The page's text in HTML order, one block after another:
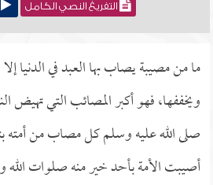
التفريغ النصي الكامل
ما من مصيبة يصاب بها العبد في الدنيا
ويخففها، فهو أكبر المصائب التي تهيض
صلى الله عليه وسلم كل مصاب من أمته
أصيبت الأمة بأحد خير منه صلوات الله